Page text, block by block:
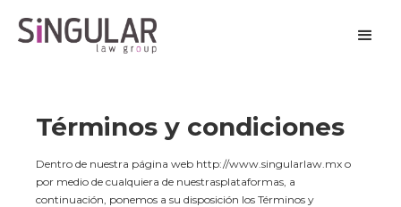
Términos y condiciones
Dentro de nuestra página web http://www.singularlaw.mx o
por medio de cualquiera de nuestrasplataformas, a
continuación, ponemos a su disposición los Términos y